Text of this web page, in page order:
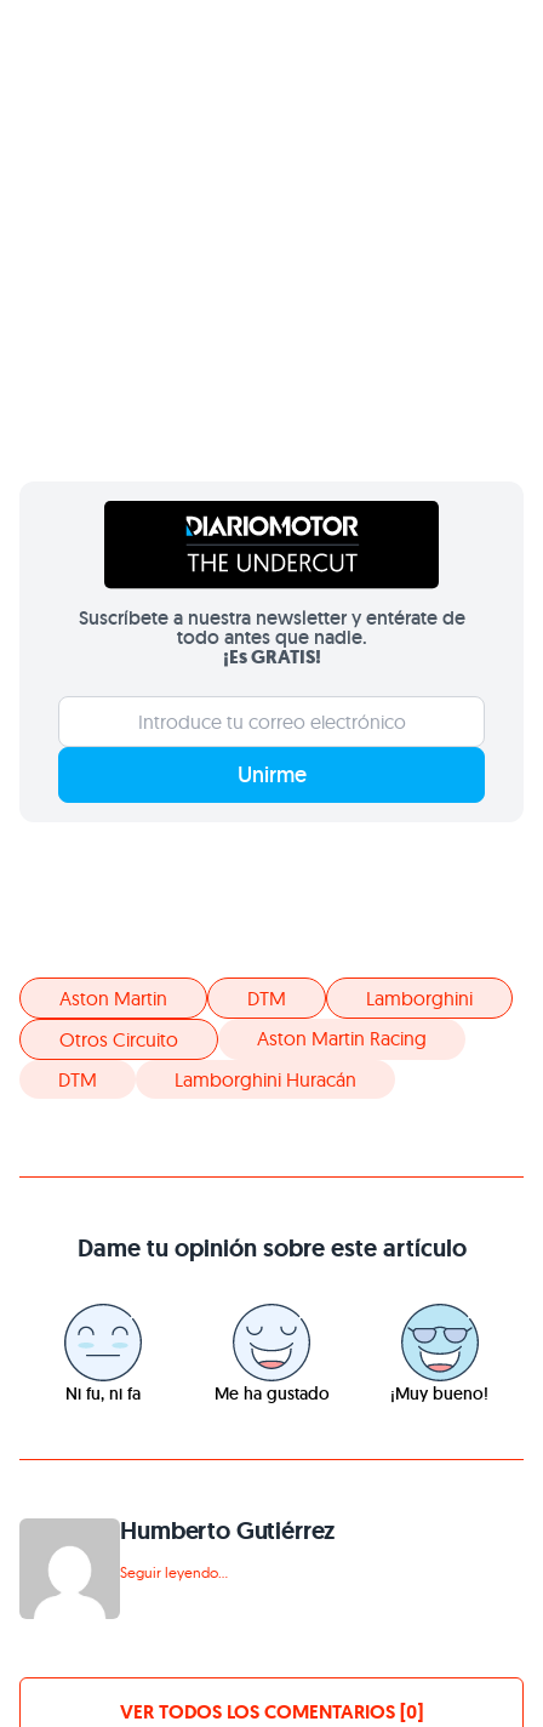
Suscríbete a nuestra newsletter y entérate de
todo antes que nadie.
¡Es GRATIS!
Unirme
Aston Martin DTM
Lamborghini
Otros Circuito
Aston Martin Racing
DTM
Lamborghini Huracán
Dame tu opinión sobre este artículo
Ni fu, ni fa Me ha gustado ¡Muy bueno!
Humberto Gutiérrez
Seguir leyendo...
VER TODOS LOS COMENTARIOS [0]